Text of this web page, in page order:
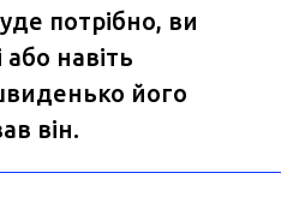
потрібно, ви
навіть
його
він.